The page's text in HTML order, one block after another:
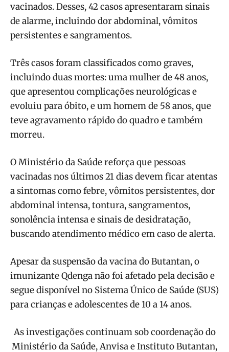
vacinados. Desses, 42 casos apresentaram sinais
de alarme, incluindo dor abdominal, vômitos
persistentes e sangramentos.
Três casos foram classificados como graves,
incluindo duas mortes: uma mulher de 48 anos,
que apresentou complicações neurológicas e
evoluiu para óbito, e um homem de 58 anos, que
teve agravamento rápido do quadro e também
morreu.
O Ministério da Saúde reforça que pessoas
vacinadas nos últimos 21 dias devem ficar atentas
a sintomas como febre, vômitos persistentes, dor
abdominal intensa, tontura, sangramentos,
sonolência intensa e sinais de desidratação,
buscando atendimento médico em caso de alerta.
Apesar da suspensão da vacina do Butantan, o
imunizante Qdenga não foi afetado pela decisão e
segue disponível no Sistema Único de Saúde (SUS)
para crianças e adolescentes de 10 a 14 anos.
As investigações continuam sob coordenação do
Ministério da Saúde, Anvisa e Instituto Butantan,